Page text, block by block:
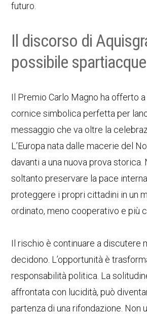
futuro.
Il discorso di
possibile spartiacque
Il Premio Carlo Magno ha offerto a
cornice simbolica perfetta per
messaggio che va oltre la
L’Europa nata dalle macerie del
davanti a una nuova prova storica.
soltanto preservare la pace
proteggere i propri cittadini in un
ordinato, meno cooperativo e più
Il rischio è continuare a discutere
decidono. L’opportunità è
responsabilità politica. La
affrontata con lucidità, può
partenza di una rifondazione. Non